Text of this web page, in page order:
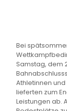
Bei
Samstag, dem
Athletinnen
lieferten zum
Leistungen ab.